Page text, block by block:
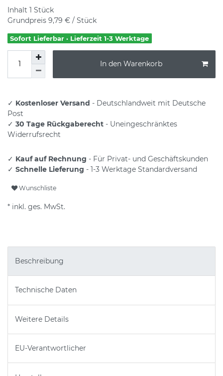
Inhalt 1 Stück
Grundpreis 9,79 € / Stück
Sofort Lieferbar · Lieferzeit 1-3 Werktage
In den Warenkorb
✓ Kostenloser Versand - Deutschlandweit mit Deutsche
Post
✓ 30 Tage Rückgaberecht - Uneingeschränktes
Widerrufsrecht
✓ Kauf auf Rechnung - Für Privat- und Geschäftskunden
✓ Schnelle Lieferung - 1-3 Werktage Standardversand
Wunschliste
* inkl. ges. MwSt.
Beschreibung
Technische Daten
Weitere Details
EU-Verantwortlicher